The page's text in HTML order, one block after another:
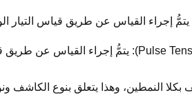
النمطين، وهذا يتعلق بنوع الكاشف